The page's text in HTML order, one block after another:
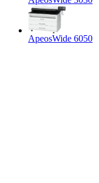
ApeosWide 6050